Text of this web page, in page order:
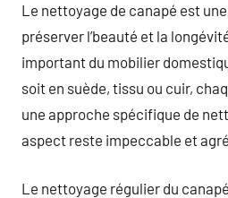
Le nettoyage de canapé est
préserver l’beauté et la
important du mobilier
soit en suède, tissu ou cuir,
une approche spécifique de
aspect reste impeccable et
Le nettoyage régulier du